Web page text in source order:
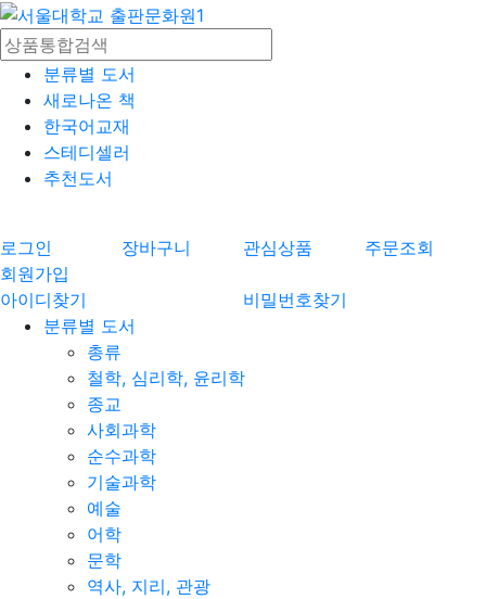
분류별 도서
새로나온 책
한국어교재
스테디셀러
추천도서
로그인 장바구니 관심상품
주문조회
회원가입
아이디찾기
비밀번호찾기
분류별 도서
총류
철학, 심리학, 윤리학
종교
사회과학
순수과학
기술과학
예술
어학
문학
역사, 지리, 관광